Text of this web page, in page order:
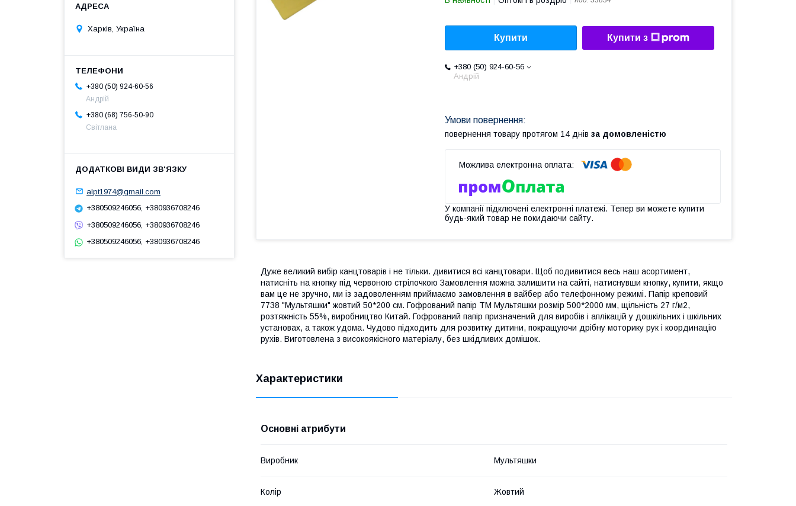
Купити Купити з
+380 (50) 924-60-56
Андрій
повернення товару протягом 14 днів за домовленістю
У компанії підключені електронні платежі. Тепер ви можете купити
будь-який товар не покидаючи сайту.
Дуже великий вибір канцтоварів і не тільки. дивитися всі канцтовари. Щоб подивитися весь наш асортимент,
натисніть на кнопку під червоною стрілочкою Замовлення можна залишити на сайті, натиснувши кнопку, купити, якщо
вам це не зручно, ми із задоволенням приймаємо замовлення в вайбер або телефонному режимі. Папір креповий
7738 "Мультяшки" жовтий 50*200 см. Гофрований папір ТМ Мультяшки розмір 500*2000 мм, щільність 27 г/м2,
розтяжність 55%, виробництво Китай. Гофрований папір призначений для виробів і аплікацій у дошкільних і шкільних
установах, а також удома. Чудово підходить для розвитку дитини, покращуючи дрібну моторику рук і координацію
рухів. Виготовлена з високоякісного матеріалу, без шкідливих домішок.
Характеристики
Основні атрибути
Виробник Мультяшки
Колір Жовтий
Харків, Україна
+380 (50) 924-60-56
Андрій
+380 (68) 756-50-90
Світлана
alpt1974@gmail.com
+380509246056, +380936708246
+380509246056, +380936708246
+380509246056, +380936708246